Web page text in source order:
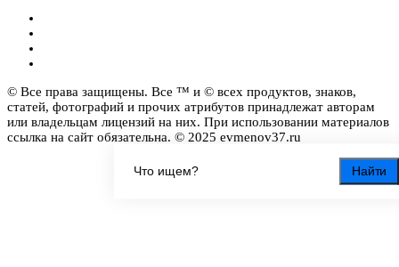
Найти
© Все права защищены. Все ™ и © всех продуктов, знаков,
статей, фотографий и прочих атрибутов принадлежат авторам
или владельцам лицензий на них. При использовании материалов
ссылка на сайт обязательна. © 2025 evmenov37.ru